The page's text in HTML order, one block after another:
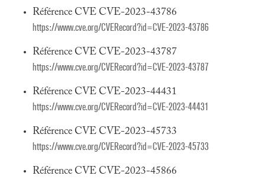
Référence CVE CVE-2023-43786
https://www.cve.org/CVERecord?id=CVE-2023-43786
Référence CVE CVE-2023-43787
https://www.cve.org/CVERecord?id=CVE-2023-43787
Référence CVE CVE-2023-44431
https://www.cve.org/CVERecord?id=CVE-2023-44431
Référence CVE CVE-2023-45733
https://www.cve.org/CVERecord?id=CVE-2023-45733
Référence CVE CVE-2023-45866